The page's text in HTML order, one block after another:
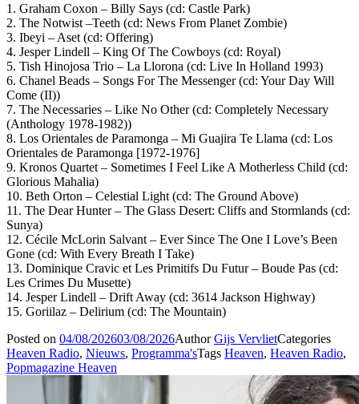
1. Graham Coxon – Billy Says (cd: Castle Park)
2. The Notwist –Teeth (cd: News From Planet Zombie)
3. Ibeyi – Aset (cd: Offering)
4. Jesper Lindell – King Of The Cowboys (cd: Royal)
5. Tish Hinojosa Trio – La Llorona (cd: Live In Holland 1993)
6. Chanel Beads – Songs For The Messenger (cd: Your Day Will
Come (II))
7. The Necessaries – Like No Other (cd: Completely Necessary
(Anthology 1978-1982))
8. Los Orientales de Paramonga – Mi Guajira Te Llama (cd: Los
Orientales de Paramonga [1972-1976]
9. Kronos Quartet – Sometimes I Feel Like A Motherless Child (cd:
Glorious Mahalia)
10. Beth Orton – Celestial Light (cd: The Ground Above)
11. The Dear Hunter – The Glass Desert: Cliffs and Stormlands (cd:
Sunya)
12. Cécile McLorin Salvant – Ever Since The One I Love’s Been
Gone (cd: With Every Breath I Take)
13. Dominique Cravic et Les Primitifs Du Futur – Boude Pas (cd:
Les Crimes Du Musette)
14. Jesper Lindell – Drift Away (cd: 3614 Jackson Highway)
15. Goriilaz – Delirium (cd: The Mountain)
Posted on 04/08/202603/08/2026AuthorGijs VervlietCategories
Heaven Radio, Nieuws, Programma'sTags Heaven, Heaven Radio,
Popmagazine Heaven